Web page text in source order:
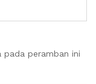
pada peramban ini